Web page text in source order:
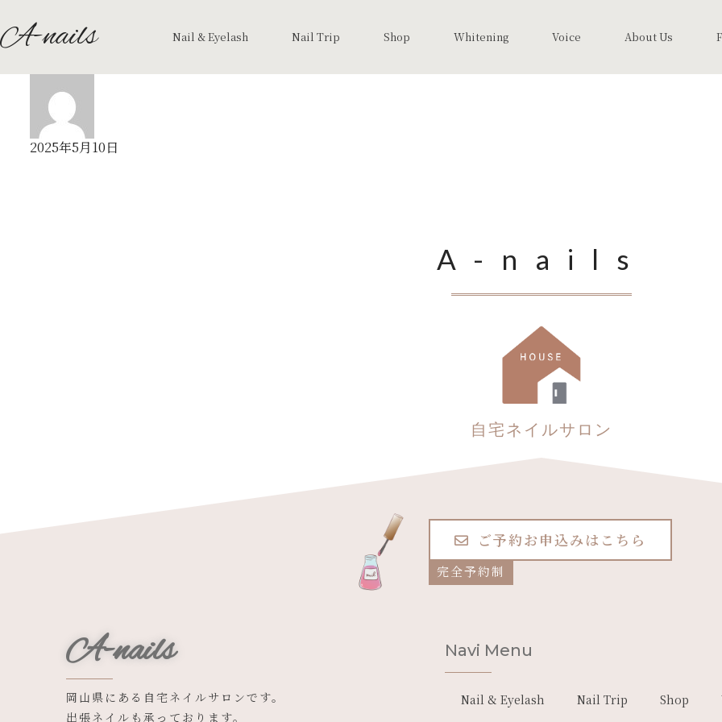
A-nails Nail & Eyelash Nail Trip Shop Whitening Voice About Us
2025年5月10日
A-nails
自宅ネイルサロン
ご予約お申込みはこちら
完全予約制
A-nails
岡山県にある自宅ネイルサロンです。
出張ネイルも承っております。
Navi Menu
Nail & Eyelash Nail Trip Shop